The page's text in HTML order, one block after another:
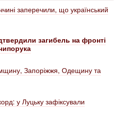
заперечили, що український
загибель на фронті
Запоріжжя, Одещину та
у Луцьку зафіксували